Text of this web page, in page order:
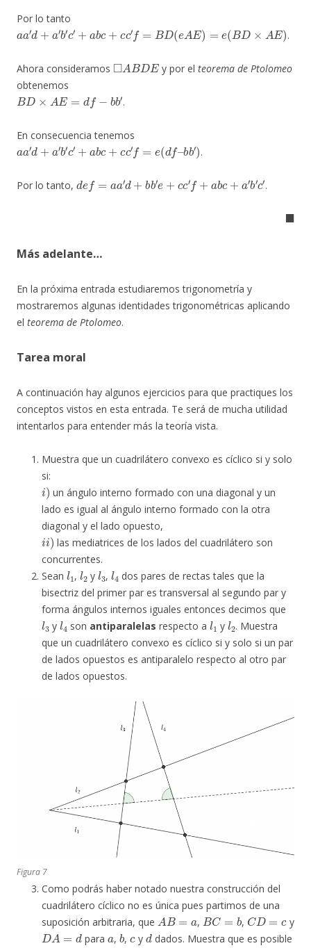
Por lo tanto
a a′ d+a′b′c ′ bc = B eAE ) e (BD E)
.
Ahora consideramos
◻ A BDE
y por el teorema de Ptolomeo
obtenemos
BD×AE=d b′
.
En consecuencia tenemos
aa′d+a′b′c′+abc+cc′f=e bb )
.
Por lo tanto,
d f d + b e+ ab a
.
◼
Más adelante…
En la próxima entrada estudiaremos trigonometría y
mostraremos algunas identidades trigonométricas aplicando
el teorema de Ptolomeo.
Tarea moral
A continuación hay algunos ejercicios para que practiques los
conceptos vistos en esta entrada. Te será de mucha utilidad
intentarlos para entender más la teoría vista.
Muestra que un cuadrilátero convexo es cíclico si y solo
si:
i)
un ángulo interno formado con una diagonal y un
lado es igual al ángulo interno formado con la otra
diagonal y el lado opuesto,
ii)
las mediatrices de los lados del cuadrilátero son
concurrentes.
Sean
l1
,
l2
y
l3
,
l
dos pares de rectas tales que la
bisectriz del primer par es transversal al segundo par y
forma ángulos internos iguales entonces decimos que
l3
y
l4
son antiparalelas respecto a
l1
y
l2
. Muestra
que un cuadrilátero convexo es cíclico si y solo si un par
de lados opuestos es antiparalelo respecto al otro par
de lados opuestos.
Figura 7
Como podrás haber notado nuestra construcción del
cuadrilátero cíclico no es única pues partimos de una
suposición arbitraria, que
AB= a
,
BC=b
,
CD=c
y
DA=d
para
a
,
b
,
c
y
d
dados. Muestra que es posible